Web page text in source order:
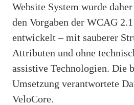
Website System wurde
den Vorgaben der WCAG
entwickelt – mit sauberer
Attributen und ohne
assistive Technologien. Die
Umsetzung verantwortete
VeloCore.